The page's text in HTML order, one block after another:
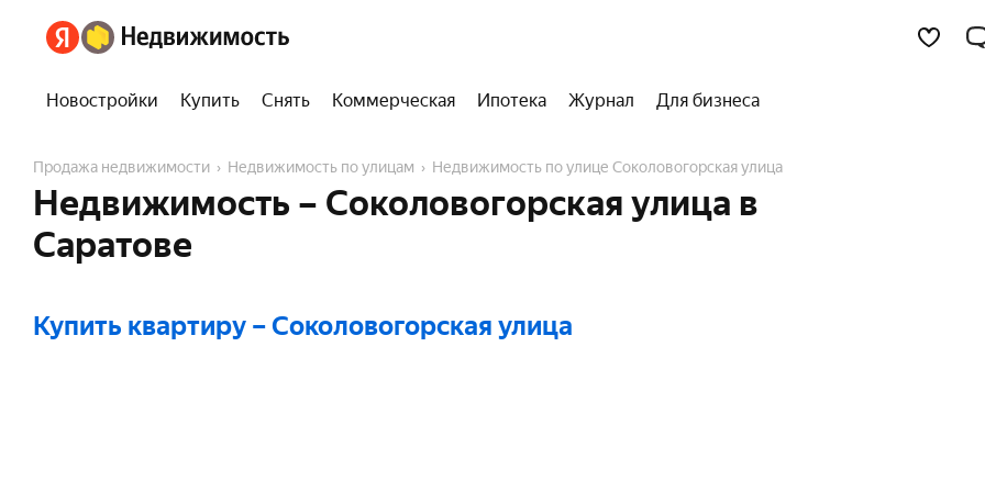
Новостройки Купить Снять Коммерческая Ипотека Журнал Для бизнеса
Продажа недвижимости Недвижимость по улицам Недвижимость по улице Соколовогорская улица
Недвижимость – Соколовогорская улица в
Саратове
Купить квартиру – Соколовогорская улица